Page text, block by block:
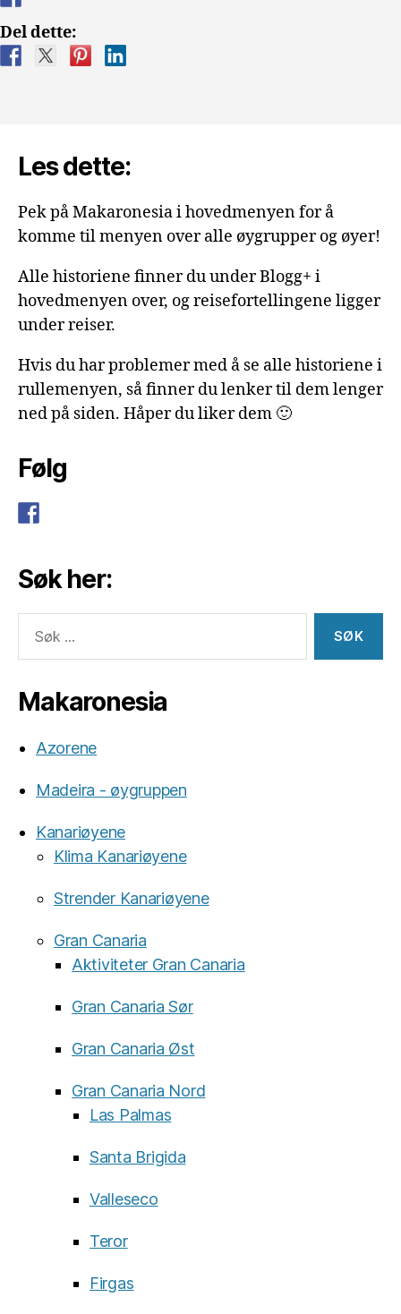
Del dette:
Les dette:
Pek på Makaronesia i hovedmenyen for å
komme til menyen over alle øygrupper og øyer!
Alle historiene finner du under Blogg+ i
hovedmenyen over, og reisefortellingene ligger
under reiser.
Hvis du har problemer med å se alle historiene i
rullemenyen, så finner du lenker til dem lenger
ned på siden. Håper du liker dem 🙂
Følg
Søk her:
etter:
Makaronesia
Azorene
Madeira - øygruppen
Kanariøyene
Klima Kanariøyene
Strender Kanariøyene
Gran Canaria
Aktiviteter Gran Canaria
Gran Canaria Sør
Gran Canaria Øst
Gran Canaria Nord
Las Palmas
Santa Brigida
Valleseco
Teror
Firgas